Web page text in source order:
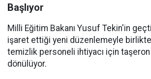
Başlıyor
Milli Eğitim Bakanı Yusuf Tekin'in
işaret ettiği yeni düzenlemeyle
temizlik personeli ihtiyacı için
dönülüyor.